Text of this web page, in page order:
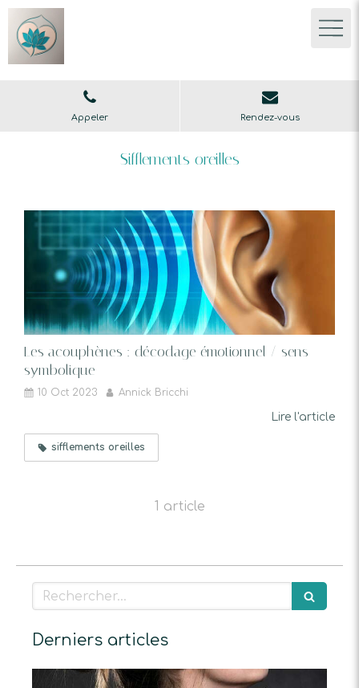
Appeler Rendez-vous
Sifflements oreilles
Les acouphènes : décodage émotionnel / sens
symbolique
10 Oct 2023 Annick Bricchi
Lire l'article
sifflements oreilles
1 article
Rechercher
Derniers articles